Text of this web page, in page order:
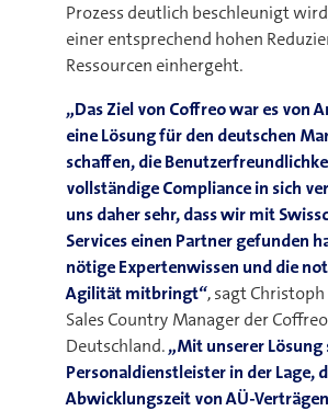
Prozess deutlich beschleunigt
einer entsprechend hohen
Ressourcen einhergeht.
„Das Ziel von Coffreo war es von
eine Lösung für den deutschen
schaffen, die
vollständige Compliance in sich
uns daher sehr, dass wir mit
Services einen Partner gefunden
nötige Expertenwissen und die
Agilität mitbringt“, sagt
Sales Country Manager der
Deutschland.„Mit unserer Lösung
Personaldienstleister in der Lage,
Abwicklungszeit von AÜ-